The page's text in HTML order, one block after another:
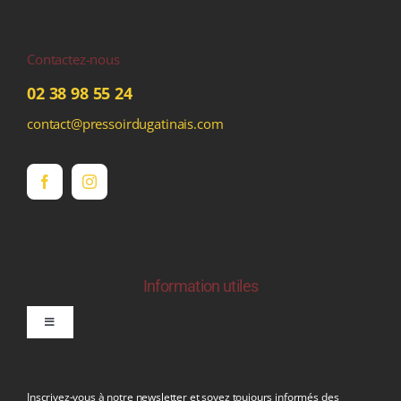
Contactez-nous
02 38 98 55 24
contact@pressoirdugatinais.com
Information utiles
Toggle
Inscrivez-vous à notre newsletter et soyez toujours informés des